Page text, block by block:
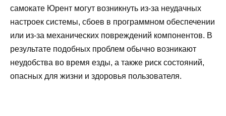
самокате Юрент могут возникнуть из-за неудачных
настроек системы, сбоев в программном обеспечении
или из-за механических повреждений компонентов. В
результате подобных проблем обычно возникают
неудобства во время езды, а также риск состояний,
опасных для жизни и здоровья пользователя.